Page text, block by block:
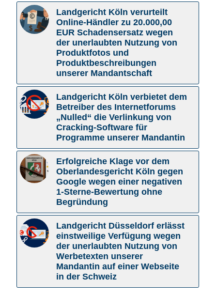
Landgericht Köln verurteilt
Online-Händler zu 20.000,00
EUR Schadensersatz wegen
der unerlaubten Nutzung von
Produktfotos und
Produktbeschreibungen
unserer Mandantschaft
Landgericht Köln verbietet dem
Betreiber des Internetforums
„Nulled“ die Verlinkung von
Cracking-Software für
Programme unserer Mandantin
Erfolgreiche Klage vor dem
Oberlandesgericht Köln gegen
Google wegen einer negativen
1-Sterne-Bewertung ohne
Begründung
Landgericht Düsseldorf erlässt
einstweilige Verfügung wegen
der unerlaubten Nutzung von
Werbetexten unserer
Mandantin auf einer Webseite
in der Schweiz